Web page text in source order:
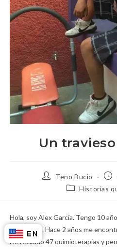
Un
Teno Bucio
Historias
Hola, soy Alex García. Tengo 10
Michoacán. Hace 2 años me
He recibido 47 quimioterapias y